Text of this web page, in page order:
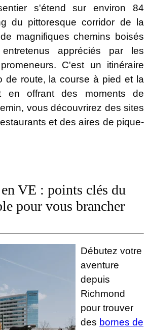
s'étend sur environ 84
du pittoresque corridor de la
magnifiques chemins boisés
appréciés par les
C'est un itinéraire
de route, la course à pied et la
en offrant des moments de
vous découvrirez des sites
et des aires de pique-
VE : points clés du
pour vous brancher
Débutez votre
aventure
depuis
Richmond
pour trouver
des bornes de